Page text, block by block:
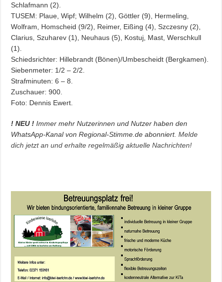
Schlafmann (2).
TUSEM: Plaue, Wipf; Wilhelm (2), Göttler (9), Hermeling,
Wolfram, Homscheid (9/2), Reimer, Eißing (4), Szczesny (2),
Clarius, Szuharev (1), Neuhaus (5), Kostuj, Mast, Werschkull
(1).
Schiedsrichter: Hillebrandt (Bönen)/Umbescheidt (Bergkamen).
Siebenmeter: 1/2 – 2/2.
Strafminuten: 6 – 8.
Zuschauer: 900.
Foto: Dennis Ewert.
! NEU ! Immer mehr Nutzerinnen und Nutzer haben den
WhatsApp-Kanal von Regional-Stimme.de abonniert.Melde
dich jetzt an und erhalte regelmäßig aktuelle Nachrichten!